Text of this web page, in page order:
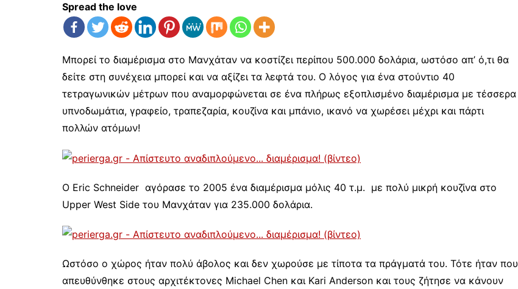
Spread the love
Μπορεί το διαμέρισμα στο Μανχάταν να κοστίζει περίπου 500.000 δολάρια, ωστόσο απ’ ό,τι θα
δείτε στη συνέχεια μπορεί και να αξίζει τα λεφτά του. Ο λόγος για ένα στούντιο 40
τετραγωνικών μέτρων που αναμορφώνεται σε ένα πλήρως εξοπλισμένο διαμέρισμα με τέσσερα
υπνοδωμάτια, γραφείο, τραπεζαρία, κουζίνα και μπάνιο, ικανό να χωρέσει μέχρι και πάρτι
πολλών ατόμων!
Ο Eric Schneider αγόρασε το 2005 ένα διαμέρισμα μόλις 40 τ.μ. με πολύ μικρή κουζίνα στο
Upper West Side του Μανχάταν για 235.000 δολάρια.
Ωστόσο ο χώρος ήταν πολύ άβολος και δεν χωρούσε με τίποτα τα πράγματά του. Τότε ήταν που
απευθύνθηκε στους αρχιτέκτονες Michael Chen και Kari Anderson και τους ζήτησε να κάνουν